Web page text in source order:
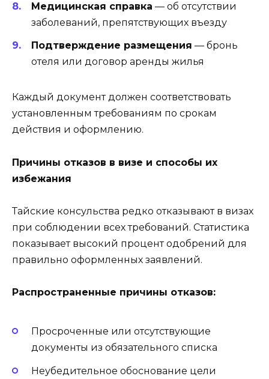
Медицинская справка — об отсутствии
заболеваний, препятствующих въезду
Подтверждение размещения — бронь
отеля или договор аренды жилья
Каждый документ должен соответствовать
установленным требованиям по срокам
действия и оформлению.
Причины отказов в визе и способы их
избежания
Тайские консульства редко отказывают в визах
при соблюдении всех требований. Статистика
показывает высокий процент одобрений для
правильно оформленных заявлений.
Распространенные причины отказов:
Просроченные или отсутствующие
документы из обязательного списка
Неубедительное обоснование цели